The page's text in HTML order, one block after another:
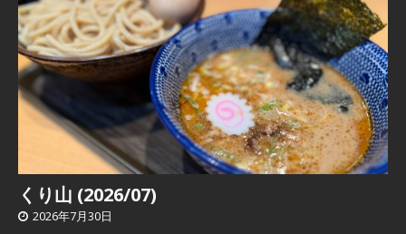
くり山 (2026/07)
2026年7月30日